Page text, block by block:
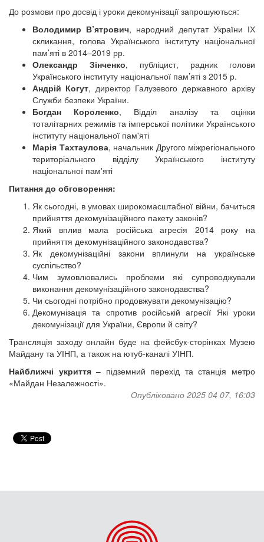
До розмови про досвід і уроки декомунізації запрошуються:
Володимир В’ятрович, народний депутат України ІХ
скликання, голова Українського інституту національної
пам’яті в 2014–2019 рр.
Олександр Зінченко, публіцист, радник голови
Українського інституту національної пам’яті з 2015 р.
Андрій Когут, директор Галузевого державного архіву
Служби безпеки України.
Богдан Короленко, Відділ аналізу та оцінки
тоталітарних режимів та імперської політики Українського
інституту національної пам'яті
Марія Тахтаулова, начальник Другого міжрегіонального
територіального відділу Українського інституту
національної пам'яті
Питання до обговорення:
Як сьогодні, в умовах широкомасштабної війни, бачиться
прийняття декомунізаційного пакету законів?
Який вплив мала російська агресія 2014 року на
прийняття декомунізаційного законодавства?
Як декомунізаційні закони вплинули на українське
суспільство?
Чим зумовлювались проблеми які супроводжували
виконання декомунізаційного законодавства?
Чи сьогодні потрібно продовжувати декомунізацію?
Декомунізація та спротив російській агресії Які уроки
декомунізації для України, Європи й світу?
Трансляція заходу онлайн буде на фейсбук-сторінках Музею
Майдану та УІНП, а також на ютуб-каналі УІНП.
Найближчі укриття– підземний перехід та станція метро
«Майдан Незалежності».
Опубліковано 2025 04 07, 16:03